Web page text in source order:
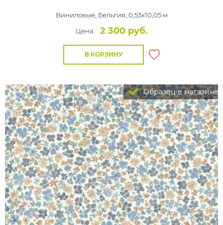
Виниловые, Бельгия, 0,53x10,05 м
Цена:
2 300 руб.
В КОРЗИНУ
Образец в магазине